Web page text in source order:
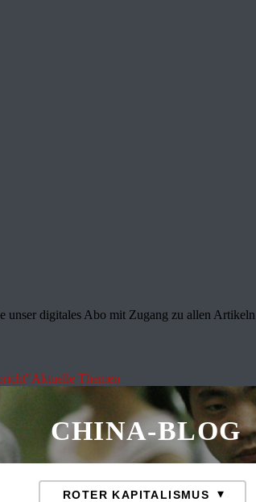
unser digitales Abo mit Zugang zu allen
Aktuelle Themen
CHINA-BLOG